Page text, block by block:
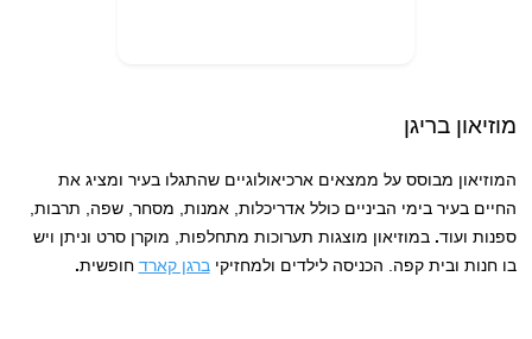
מוזיאון בריגן
המוזיאון מבוסס על ממצאים ארכיאולוגיים שהתגלו בעיר ומציג את
החיים בעיר בימי הביניים כולל אדריכלות, אמנות, מסחר, שפה, תרבות,
ספנות ועוד.במוזיאון מוצגות תערוכות מתחלפות, מוקרן סרט וניתן ויש
בו חנות ובית קפה. הכניסה לילדים ולמחזיקיברגן קארד חופשית.